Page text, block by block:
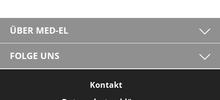
ÜBER MED-EL
FOLGE UNS
Kontakt